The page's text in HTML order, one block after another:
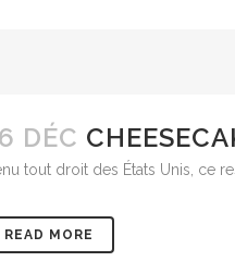
DÉC
tout droit des États Unis, ce
READ MORE